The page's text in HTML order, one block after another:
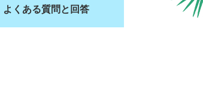
よくある質問と回答